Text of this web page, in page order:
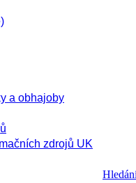
a obhajoby
zdrojů UK